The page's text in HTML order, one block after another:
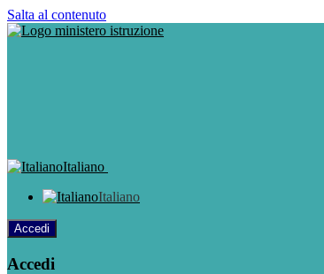
Salta al contenuto
Italiano
Italiano
Accedi
Accedi